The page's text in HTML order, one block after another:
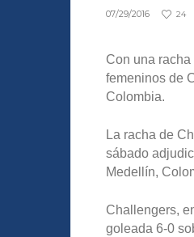
07/29/2016 24
Con una
femeninos de
Colombia.
La racha de
sábado
Medellín,
Challengers,
goleada 6-0